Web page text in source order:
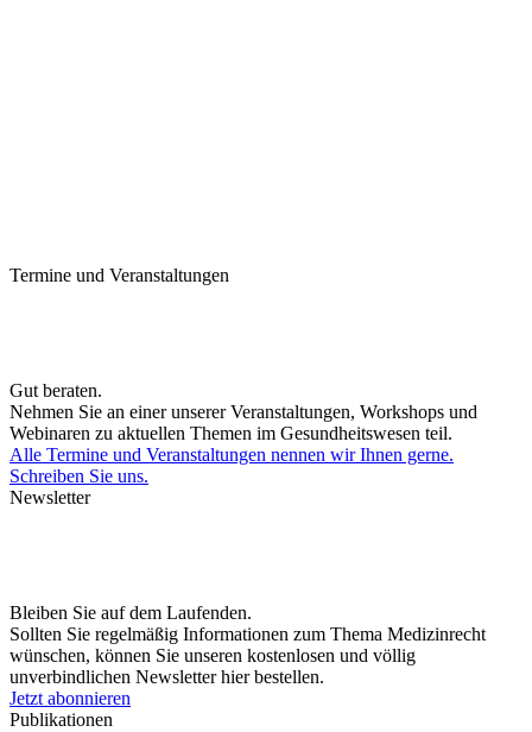
Termine und Veranstaltungen
Gut beraten.
Nehmen Sie an einer unserer Veranstaltungen, Workshops und
Webinaren zu aktuellen Themen im Gesundheitswesen teil.
Alle Termine und Veranstaltungen nennen wir Ihnen gerne.
Schreiben Sie uns.
Newsletter
Bleiben Sie auf dem Laufenden.
Sollten Sie regelmäßig Informationen zum Thema Medizinrecht
wünschen, können Sie unseren kostenlosen und völlig
unverbindlichen Newsletter hier bestellen.
Jetzt abonnieren
Publikationen